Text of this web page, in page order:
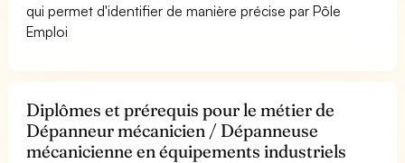
qui permet d'identifier de manière précise par Pôle
Emploi
Diplômes et prérequis pour le métier de
Dépanneur mécanicien / Dépanneuse
mécanicienne en équipements industriels